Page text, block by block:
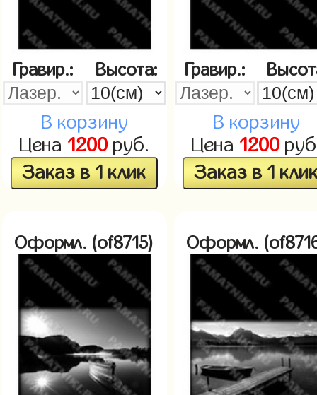
Гравир.: Высота:
В корзину
Цена 1200руб.
Заказ в 1 клик
Гравир.:
В корзину
Цена 1200
Заказ в 1
Оформл. (of8715) Оформл.